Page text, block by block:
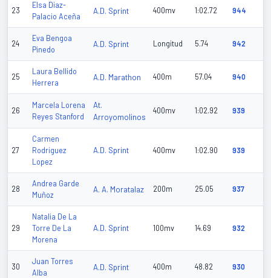
23
Elsa Diaz-
Palacio Aceña
A.D. Sprint 400mv 1:02.72 944
24
Eva Bengoa
Pinedo
A.D. Sprint Longitud 5.74 942
25
Laura Bellido
Herrera
A.D. Marathon 400m 57.04 940
26
Marcela Lorena
Reyes Stanford
At.
Arroyomolinos
400mv 1:02.92 939
27
Carmen
Rodriguez
Lopez
A.D. Sprint 400mv 1:02.90 939
28
Andrea Garde
Muñoz
A. A. Moratalaz 200m 25.05 937
29
Natalia De La
Torre De La
Morena
A.D. Sprint 100mv 14.69 932
30
Juan Torres
Alba
A.D. Sprint 400m 48.82 930